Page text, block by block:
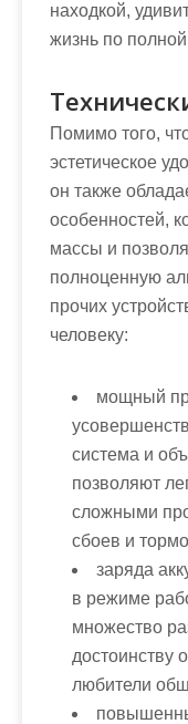
находкой,
жизнь по
Помимо того,
эстетическое
он также
особенностей,
массы и
полноценную
прочих
человеку:
мощный
система и
позволяют
сложными
сбоев и
заряда
в режиме
множество
достоинству
любители